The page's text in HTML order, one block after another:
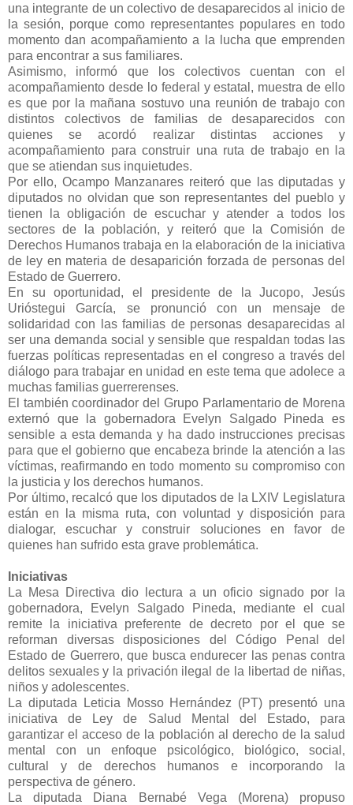
una integrante de un colectivo de desaparecidos al inicio de
la sesión, porque como representantes populares en todo
momento dan acompañamiento a la lucha que emprenden
para encontrar a sus familiares.
Asimismo, informó que los colectivos cuentan con el
acompañamiento desde lo federal y estatal, muestra de ello
es que por la mañana sostuvo una reunión de trabajo con
distintos colectivos de familias de desaparecidos con
quienes se acordó realizar distintas acciones y
acompañamiento para construir una ruta de trabajo en la
que se atiendan sus inquietudes.
Por ello, Ocampo Manzanares reiteró que las diputadas y
diputados no olvidan que son representantes del pueblo y
tienen la obligación de escuchar y atender a todos los
sectores de la población, y reiteró que la Comisión de
Derechos Humanos trabaja en la elaboración de la iniciativa
de ley en materia de desaparición forzada de personas del
Estado de Guerrero.
En su oportunidad, el presidente de la Jucopo, Jesús
Urióstegui García, se pronunció con un mensaje de
solidaridad con las familias de personas desaparecidas al
ser una demanda social y sensible que respaldan todas las
fuerzas políticas representadas en el congreso a través del
diálogo para trabajar en unidad en este tema que adolece a
muchas familias guerrerenses.
El también coordinador del Grupo Parlamentario de Morena
externó que la gobernadora Evelyn Salgado Pineda es
sensible a esta demanda y ha dado instrucciones precisas
para que el gobierno que encabeza brinde la atención a las
víctimas, reafirmando en todo momento su compromiso con
la justicia y los derechos humanos.
Por último, recalcó que los diputados de la LXIV Legislatura
están en la misma ruta, con voluntad y disposición para
dialogar, escuchar y construir soluciones en favor de
quienes han sufrido esta grave problemática.
Iniciativas
La Mesa Directiva dio lectura a un oficio signado por la
gobernadora, Evelyn Salgado Pineda, mediante el cual
remite la iniciativa preferente de decreto por el que se
reforman diversas disposiciones del Código Penal del
Estado de Guerrero, que busca endurecer las penas contra
delitos sexuales y la privación ilegal de la libertad de niñas,
niños y adolescentes.
La diputada Leticia Mosso Hernández (PT) presentó una
iniciativa de Ley de Salud Mental del Estado, para
garantizar el acceso de la población al derecho de la salud
mental con un enfoque psicológico, biológico, social,
cultural y de derechos humanos e incorporando la
perspectiva de género.
La diputada Diana Bernabé Vega (Morena) propuso